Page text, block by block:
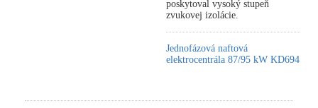
poskytoval vysoký stupeň
zvukovej izolácie.
Jednofázová naftová
elektrocentrála 87/95 kW KD694